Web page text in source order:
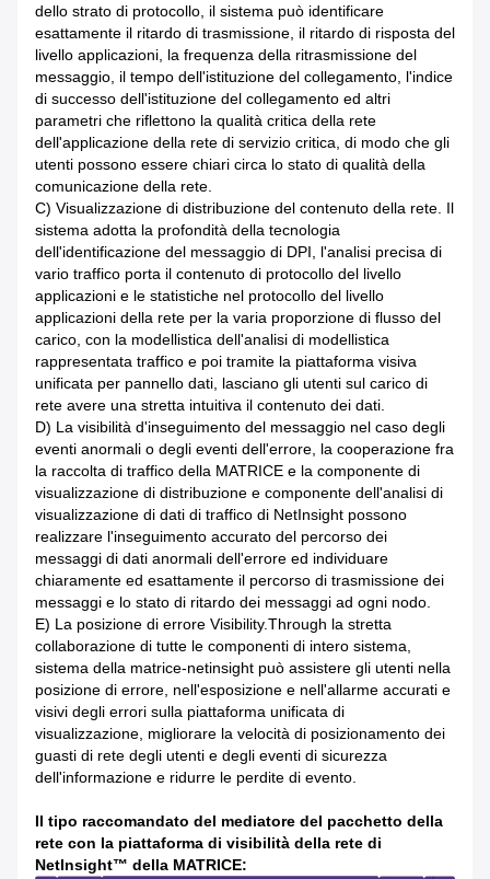
dello strato di protocollo, il sistema può identificare
esattamente il ritardo di trasmissione, il ritardo di risposta del
livello applicazioni, la frequenza della ritrasmissione del
messaggio, il tempo dell'istituzione del collegamento, l'indice
di successo dell'istituzione del collegamento ed altri
parametri che riflettono la qualità critica della rete
dell'applicazione della rete di servizio critica, di modo che gli
utenti possono essere chiari circa lo stato di qualità della
comunicazione della rete.
C) Visualizzazione di distribuzione del contenuto della rete. Il
sistema adotta la profondità della tecnologia
dell'identificazione del messaggio di DPI, l'analisi precisa di
vario traffico porta il contenuto di protocollo del livello
applicazioni e le statistiche nel protocollo del livello
applicazioni della rete per la varia proporzione di flusso del
carico, con la modellistica dell'analisi di modellistica
rappresentata traffico e poi tramite la piattaforma visiva
unificata per pannello dati, lasciano gli utenti sul carico di
rete avere una stretta intuitiva il contenuto dei dati.
D) La visibilità d'inseguimento del messaggio nel caso degli
eventi anormali o degli eventi dell'errore, la cooperazione fra
la raccolta di traffico della MATRICE e la componente di
visualizzazione di distribuzione e componente dell'analisi di
visualizzazione di dati di traffico di NetInsight possono
realizzare l'inseguimento accurato del percorso dei
messaggi di dati anormali dell'errore ed individuare
chiaramente ed esattamente il percorso di trasmissione dei
messaggi e lo stato di ritardo dei messaggi ad ogni nodo.
E) La posizione di errore Visibility.Through la stretta
collaborazione di tutte le componenti di intero sistema,
sistema della matrice-netinsight può assistere gli utenti nella
posizione di errore, nell'esposizione e nell'allarme accurati e
visivi degli errori sulla piattaforma unificata di
visualizzazione, migliorare la velocità di posizionamento dei
guasti di rete degli utenti e degli eventi di sicurezza
dell'informazione e ridurre le perdite di evento.
Il tipo raccomandato del mediatore del pacchetto della
rete con la piattaforma di visibilità della rete di
NetInsight™ della MATRICE: